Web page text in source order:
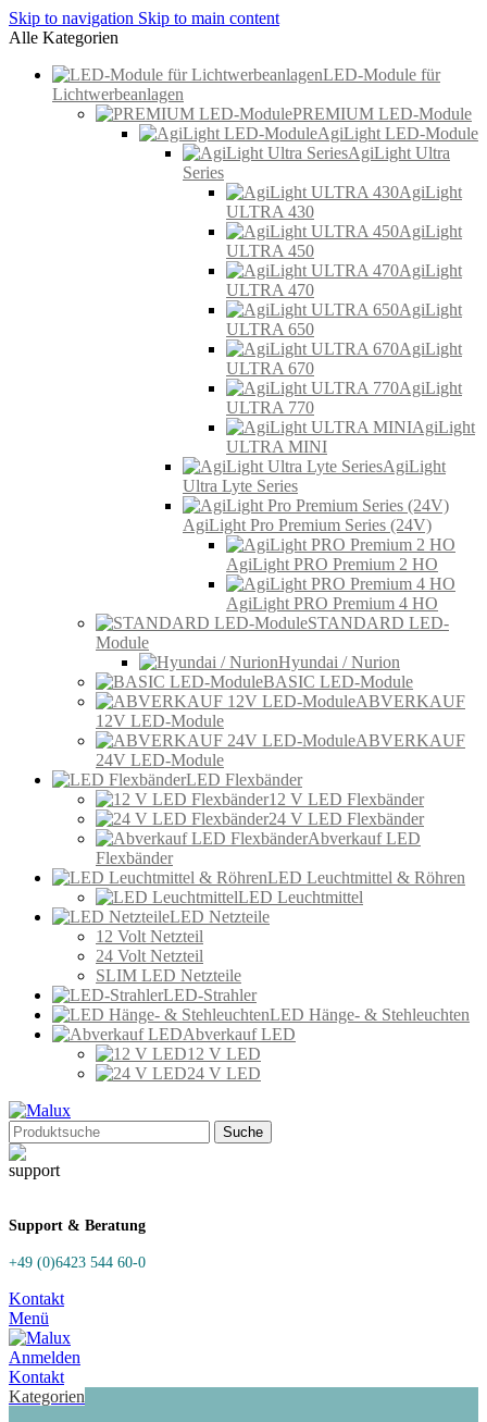
Skip to navigation Skip to main content
Alle Kategorien
LED-Module für
Lichtwerbeanlagen
PREMIUM LED-Module
AgiLight LED-Module
AgiLight Ultra
Series
AgiLight
ULTRA 430
AgiLight
ULTRA 450
AgiLight
ULTRA 470
AgiLight
ULTRA 650
AgiLight
ULTRA 670
AgiLight
ULTRA 770
AgiLight
ULTRA MINI
AgiLight
Ultra Lyte Series
AgiLight Pro Premium Series (24V)
AgiLight PRO Premium 2 HO
AgiLight PRO Premium 4 HO
STANDARD LED-
Module
Hyundai / Nurion
BASIC LED-Module
ABVERKAUF
12V LED-Module
ABVERKAUF
24V LED-Module
LED Flexbänder
12 V LED Flexbänder
24 V LED Flexbänder
Abverkauf LED
Flexbänder
LED Leuchtmittel & Röhren
LED Leuchtmittel
LED Netzteile
12 Volt Netzteil
24 Volt Netzteil
SLIM LED Netzteile
LED-Strahler
LED Hänge- & Stehleuchten
Abverkauf LED
12 V LED
24 V LED
Suche
Support & Beratung
+49 (0)6423 544 60-0
Kontakt
Menü
Anmelden
Kontakt
Kategorien